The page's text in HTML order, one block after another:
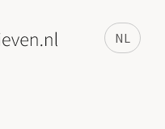
NL